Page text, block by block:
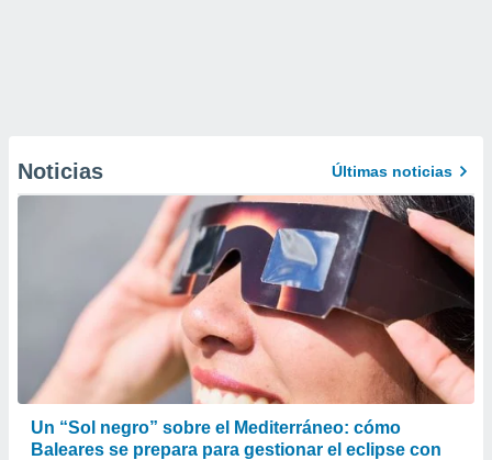
Noticias Últimas noticias
Un “Sol negro” sobre el Mediterráneo: cómo
Baleares se prepara para gestionar el eclipse con